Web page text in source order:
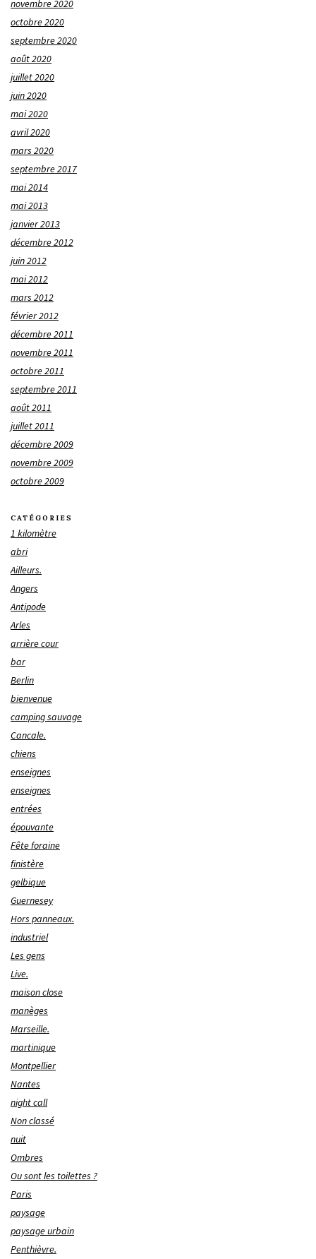
novembre 2020
octobre 2020
septembre 2020
août 2020
juillet 2020
juin 2020
mai 2020
avril 2020
mars 2020
septembre 2017
mai 2014
mai 2013
janvier 2013
décembre 2012
juin 2012
mai 2012
mars 2012
février 2012
décembre 2011
novembre 2011
octobre 2011
septembre 2011
août 2011
juillet 2011
décembre 2009
novembre 2009
octobre 2009
CATÉGORIES
1 kilomètre
abri
Ailleurs.
Angers
Antipode
Arles
arrière cour
bar
Berlin
bienvenue
camping sauvage
Cancale.
chiens
enseignes
enseignes
entrées
épouvante
Fête foraine
finistère
gelbique
Guernesey
Hors panneaux.
industriel
Les gens
Live.
maison close
manèges
Marseille.
martinique
Montpellier
Nantes
night call
Non classé
nuit
Ombres
Ou sont les toilettes ?
Paris
paysage
paysage urbain
Penthièvre.